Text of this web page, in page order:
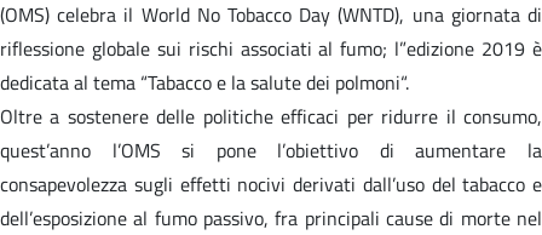
(OMS) celebra il World No Tobacco Day (WNTD), una giornata di
riflessione globale sui rischi associati al fumo; l”edizione 2019 è
dedicata al tema “Tabacco e la salute dei polmoni“.
Oltre a sostenere delle politiche efficaci per ridurre il consumo,
quest’anno l’OMS si pone l’obiettivo di aumentare la
consapevolezza sugli effetti nocivi derivati dall’uso del tabacco e
dell’esposizione al fumo passivo, fra principali cause di morte nel